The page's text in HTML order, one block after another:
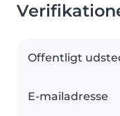
Offentligt
E-mailadresse